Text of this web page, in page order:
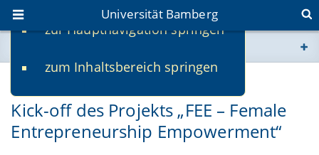
zur Hauptnavigation springen
zum Inhaltsbereich springen
Universität Bamberg
www.uni-bamberg.de
univis.uni-bamberg.de
Kick-off des Projekts „FEE – Female
Entrepreneurship Empowerment“